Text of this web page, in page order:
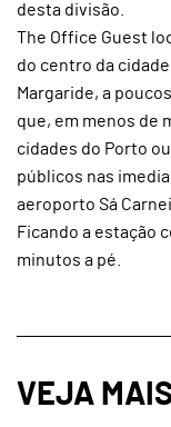
desta divisão.
The Office Guest
do centro da
Margaride, a
que, em menos de
cidades do Porto
públicos nas
aeroporto Sá
Ficando a estação
minutos a pé.